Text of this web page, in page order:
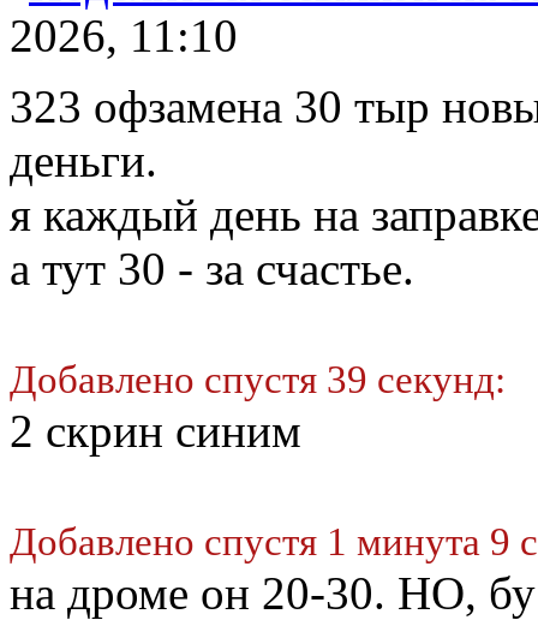
2026, 11:10
323 офзамена 30 тыр
деньги.
я каждый день на
а тут 30 - за счастье.
Добавлено спустя 39 секунд:
2 скрин синим
Добавлено спустя 1 минута 9
на дроме он 20-30. НО, бу